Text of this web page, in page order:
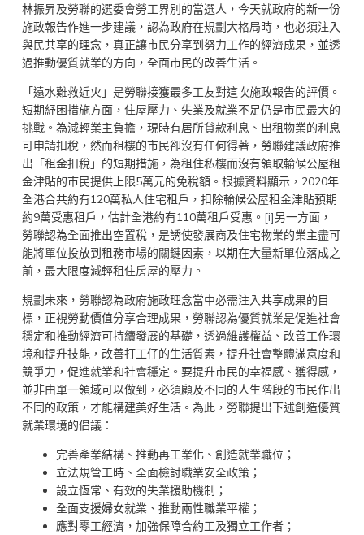
林振昇及勞聯的選委會勞工界別的當選人，今天就政府的新一份
施政報告作進一步建議，認為政府在規劃大格局時，也必須注入
與民共享的理念，真正讓市民分享到努力工作的經濟成果，並透
過推動優質就業的方向，全面市民的改善生活。
「遠水難救近火」是勞聯接獲最多工友對這次施政報告的評價。
短期紓困措施方面，住屋壓力、失業及就業不足仍是市民最大的
挑戰。為減輕業主負擔，現時有居所貸款利息、出租物業的利息
可申請扣稅，然而租樓的市民卻沒有任何得著，勞聯建議政府推
出「租金扣稅」的短期措施，為租住私樓而沒有領取輪候公屋租
金津貼的市民提供上限5萬元的免稅額。根據資料顯示，2020年
全港合共約有120萬私人住宅租戶，扣除輪候公屋租金津貼預期
約9萬受惠租戶，估計全港約有110萬租戶受惠。 [i]另一方面，
勞聯認為全面推出空置稅，是誘使發展商及住宅物業的業主盡可
能將單位投放到租務市場的關鍵因素，以期在大量新單位落成之
前，最大限度減輕租住房屋的壓力。
規劃未來，勞聯認為政府施政理念當中必需注入共享成果的目
標，正視勞動價值分享合理成果，勞聯認為優質就業是促進社會
穩定和推動經濟可持續發展的基礎，透過維護權益、改善工作環
境和提升技能，改善打工仔的生活質素，提升社會整體滿意度和
競爭力，促進就業和社會穩定。要提升市民的幸福感、獲得感，
並非由單一領域可以做到，必須顧及不同的人生階段的市民作出
不同的政策，才能構建美好生活。為此，勞聯提出下述創造優質
就業環境的倡議：
完善產業結構、推動再工業化、創造就業職位；
立法規管工時、全面檢討職業安全政策；
設立恆常、有效的失業援助機制；
全面支援婦女就業、推動兩性職業平權；
應對零工經濟，加強保障合約工及獨立工作者；